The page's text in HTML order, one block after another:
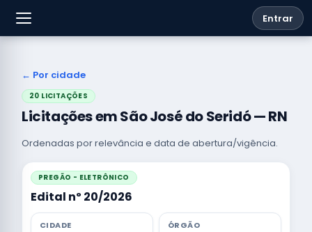
Entrar
← Por cidade
20 LICITAÇÕES
Licitações em São José do Seridó — RN
Ordenadas por relevância e data de abertura/vigência.
PREGÃO - ELETRÔNICO
Edital nº 20/2026
CIDADE ÓRGÃO